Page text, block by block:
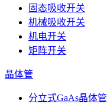
固态吸收开关
机械吸收开关
机电开关
矩阵开关
晶体管
分立式GaAs晶体管